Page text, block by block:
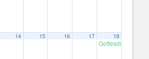
14 15 16 17 18
Gottesdienst